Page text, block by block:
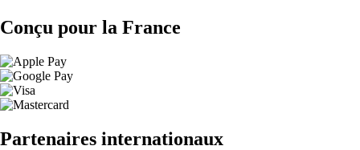
Conçu pour la France
Partenaires internationaux